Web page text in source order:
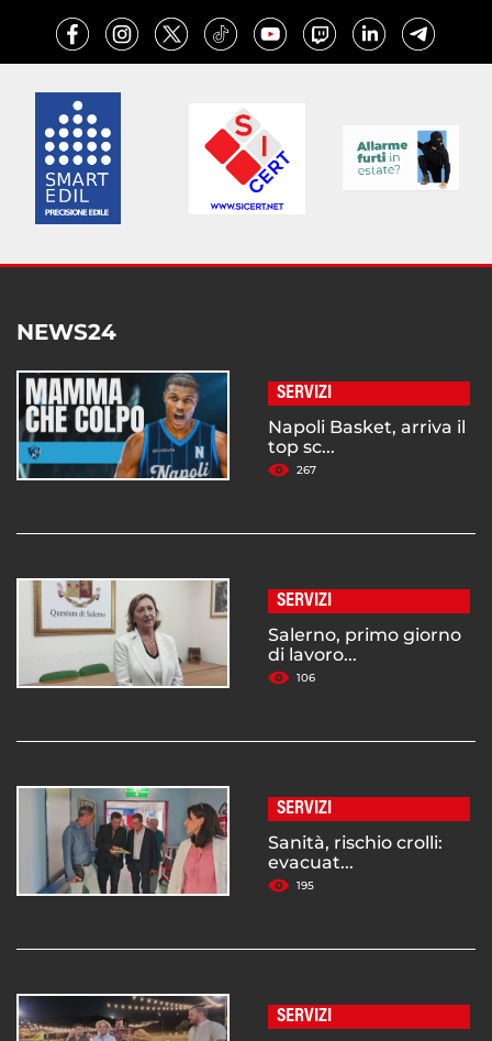
NEWS24
SERVIZI
Napoli Basket, arriva il
top sc...
267
SERVIZI
Salerno, primo giorno
di lavoro...
106
SERVIZI
Sanità, rischio crolli:
evacuat...
195
SERVIZI